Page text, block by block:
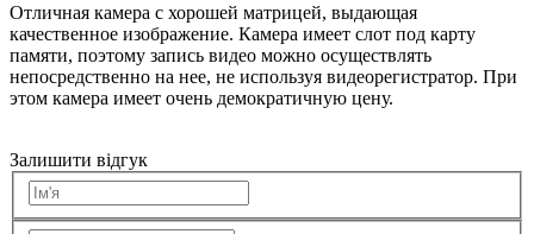
Отличная камера с хорошей матрицей, выдающая
качественное изображение. Камера имеет слот под карту
памяти, поэтому запись видео можно осуществлять
непосредственно на нее, не используя видеорегистратор. При
этом камера имеет очень демократичную цену.
Залишити відгук